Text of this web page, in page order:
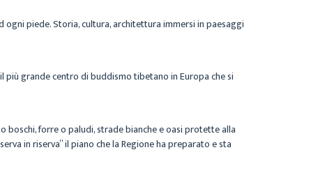
piede. Storia, cultura, architettura immersi in paesaggi
più grande centro di buddismo tibetano in Europa che si
forre o paludi, strade bianche e oasi protette alla
in riserva” il piano che la Regione ha preparato e sta